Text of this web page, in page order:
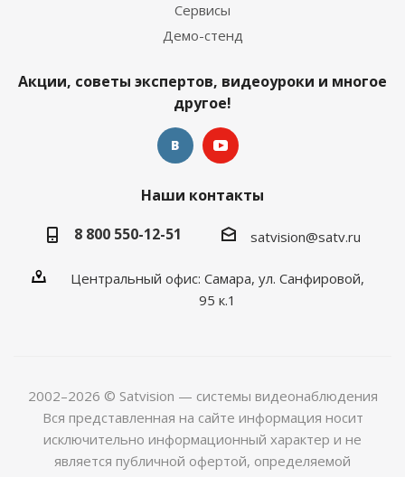
Сервисы
Демо-стенд
Акции, советы экспертов, видеоуроки и многое
другое!
Наши контакты
8 800 550-12-51
satvision@satv.ru
Центральный офис: Самара, ул. Санфировой,
95 к.1
2002–2026 © Satvision — системы видеонаблюдения
Вся представленная на сайте информация носит
исключительно информационный характер и не
является публичной офертой, определяемой